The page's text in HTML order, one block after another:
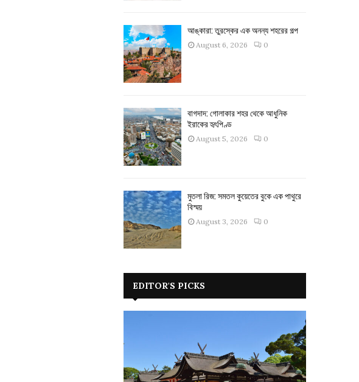
আঙ্কারা: তুরস্কের এক অনন্য শহরের গল্প
August 6, 2026 0
বাগদাদ: গোলাকার শহর থেকে আধুনিক
ইরাকের হৃৎপিণ্ড
August 5, 2026 0
মুতলা রিজ: সমতল কুয়েতের বুকে এক পাথুরে
বিস্ময়
August 3, 2026 0
EDITOR'S PICKS